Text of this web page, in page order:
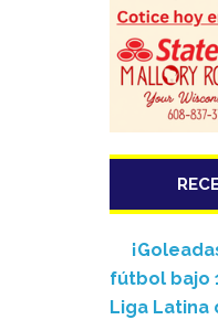
fútbol bajo
Liga Latina